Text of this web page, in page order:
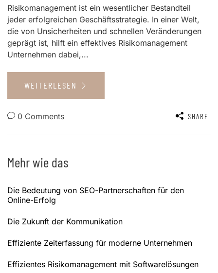
Risikomanagement ist ein wesentlicher Bestandteil
jeder erfolgreichen Geschäftsstrategie. In einer Welt,
die von Unsicherheiten und schnellen Veränderungen
geprägt ist, hilft ein effektives Risikomanagement
Unternehmen dabei,...
WEITERLESEN
0 Comments SHARE
Mehr wie das
Die Bedeutung von SEO-Partnerschaften für den
Online-Erfolg
Die Zukunft der Kommunikation
Effiziente Zeiterfassung für moderne Unternehmen
Effizientes Risikomanagement mit Softwarelösungen